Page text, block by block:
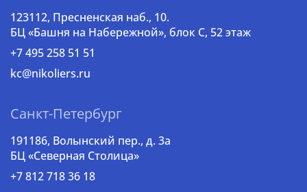
123112, Пресненская наб., 10.
БЦ «Башня на Набережной», блок С, 52 этаж
+7 495 258 51 51
kc@nikoliers.ru
Санкт-Петербург
191186, Волынский пер., д. 3a
БЦ «Северная Столица»
+7 812 718 36 18